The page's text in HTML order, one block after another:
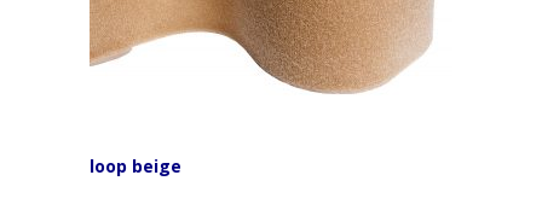
loop beige